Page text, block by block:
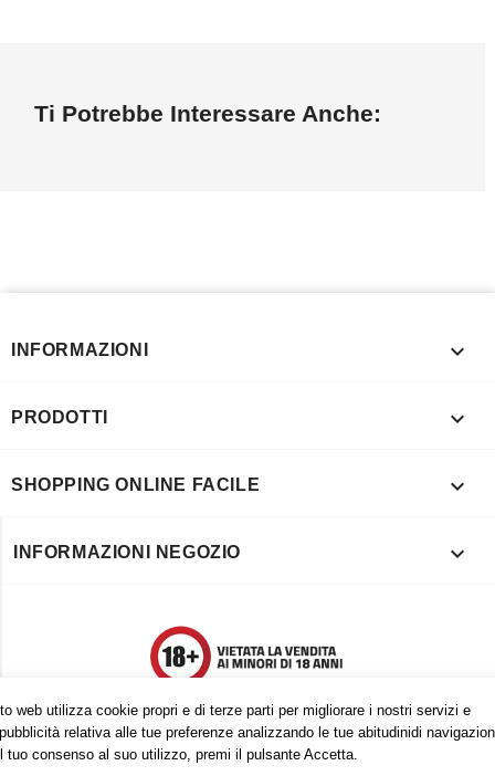
Ti Potrebbe Interessare Anche:
web utilizza cookie propri e di terze parti per migliorare i nostri servizi e
relativa alle tue preferenze analizzando le tue abitudinidi
tuo consenso al suo utilizzo, premi il pulsante Accetta.
INFORMAZIONI 
PRODOTTI 
SHOPPING ONLINE FACILE 
INFORMAZIONI NEGOZIO 